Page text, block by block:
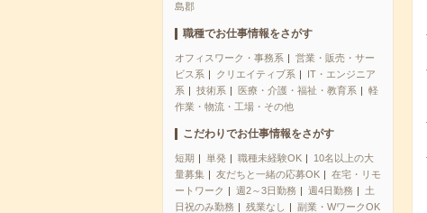
島郡
職種でお仕事情報をさがす
オフィスワーク・事務系
営業・販売・サー
ビス系
クリエイティブ系
IT・エンジニア
系
技術系 医療・介護・福祉・教育系
軽
作業・物流・工場・その他
こだわりでお仕事情報をさがす
短期 単発 職種未経験OK
10名以上の大
量募集
友だちと一緒の応募OK
在宅・リモ
ートワーク
週2～3日勤務 週4日勤務
土
日祝のみ勤務
残業なし
副業・WワークOK